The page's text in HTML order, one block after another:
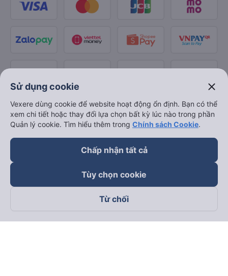
Theo dõi chúng tôi trên
Sử dụng cookie close
Vexere dùng cookie để website hoạt động ổn định. Bạn có thể
xem chi tiết hoặc thay đổi lựa chọn bất kỳ lúc nào trong phần
Quản lý cookie. Tìm hiểu thêm trong Chính sách Cookie.
Chấp nhận tất cả
Tùy chọn cookie
Từ chối